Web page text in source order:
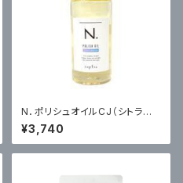
N．ポリシュオイルCJ（シトラス
ジャスミンの香り） 150ml ￥37
40（税込）
¥3,740